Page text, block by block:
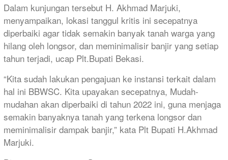
Dalam kunjungan tersebut H. Akhmad Marjuki,
menyampaikan, lokasi tanggul kritis ini secepatnya
diperbaiki agar tidak semakin banyak tanah warga yang
hilang oleh longsor, dan meminimalisir banjir yang setiap
tahun terjadi, ucap Plt.Bupati Bekasi.
“Kita sudah lakukan pengajuan ke instansi terkait dalam
hal ini BBWSC. Kita upayakan secepatnya, Mudah-
mudahan akan diperbaiki di tahun 2022 ini, guna menjaga
semakin banyaknya tanah yang terkena longsor dan
meminimalisir dampak banjir,” kata Plt Bupati H.Akhmad
Marjuki.